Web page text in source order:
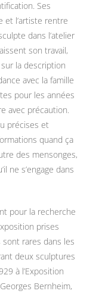
Ses
et l’artiste rentre
dans l’atelier
son travail,
sur la description
avec la famille
pour les années
avec précaution.
précises et
quand ça
des mensonges,
ne s’engage dans
pour la recherche
prises
sont rares dans les
deux sculptures
à l’Exposition
Bernheim,